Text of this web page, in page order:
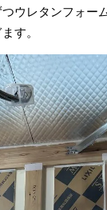
ウレタンフォー
す。